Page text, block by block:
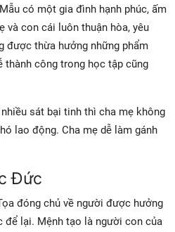
có một gia đình hạnh phúc, ấm
và con cái luôn thuận hòa, yêu
được thừa hưởng những phẩm
công trong học tập cũng
sát bại tinh thì cha mẹ không
lao động. Cha mẹ dễ làm gánh
Đức
đóng chủ về người được hưởng
để lại. Mệnh tạo là người con của